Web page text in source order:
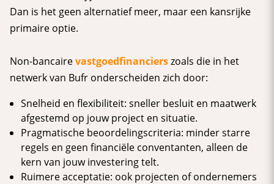
Dan is het geen alternatief meer, maar een kansrijke
primaire optie.
Non-bancairevastgoedfinancierszoals die in het
netwerk van Bufr onderscheiden zich door:
Snelheid en flexibiliteit: sneller besluit en maatwerk
afgestemd op jouw project en situatie.
Pragmatische beoordelingscriteria: minder starre
regels en geen financiële conventanten, alleen de
kern van jouw investering telt.
Ruimere acceptatie: ook projecten of ondernemers